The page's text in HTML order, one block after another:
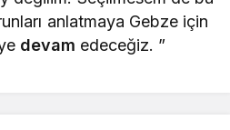
anlatmaya Gebze için
devam edeceğiz. ”